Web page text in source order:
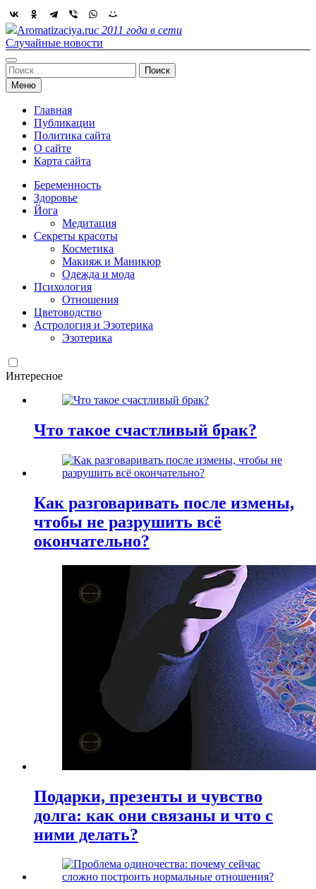
Skip
to
content
Aromatizaciya.ruс 2011 года в сети
Случайные новости
Найти:
Меню
Главная
Публикации
Политика сайта
О сайте
Карта сайта
Беременность
Здоровье
Йога
Медитация
Секреты красоты
Косметика
Макияж и Маникюр
Одежда и мода
Психология
Отношения
Цветоводство
Астрология и Эзотерика
Эзотерика
Интересное
Что такое счастливый брак?
Как разговаривать после измены,
чтобы не разрушить всё
окончательно?
Подарки, презенты и чувство
долга: как они связаны и что с
ними делать?